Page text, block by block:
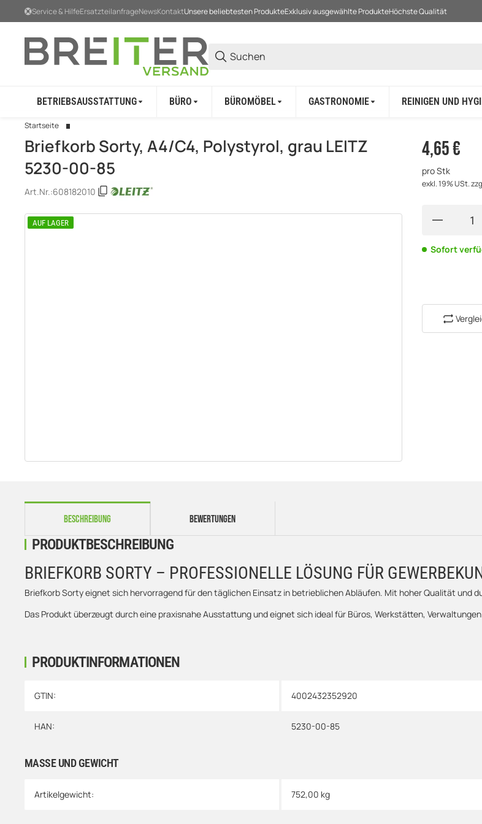
Service & HilfeErsatzteilanfrageNewsKontaktUnsere beliebtesten ProdukteExklusiv ausgewählte ProdukteHöchste Qualität
BETRIEBSAUSSTATTUNG BÜRO BÜROMÖBEL GASTRONOMIE REINIGEN UND
Startseite
Briefkorb Sorty, A4/C4, Polystyrol, grau LEITZ
5230-00-85
Art.Nr.:608182010
AUF LAGER
4,65 €
pro Stk
exkl. 19% USt.
Sofort
BESCHREIBUNG BEWERTUNGEN
PRODUKTINFORMATIONEN
Produkteigenschaft
Wert
GTIN: 4002432352920
HAN: 5230-00-85
MASSE UND GEWICHT
Artikelgewicht: 752,00 kg
PRODUKTBESCHREIBUNG
BRIEFKORB SORTY – PROFESSIONELLE LÖSUNG FÜR
Briefkorb Sorty eignet sich hervorragend für den täglichen Einsatz in betrieblichen Abläufen. Mit hoher Qualität
Das Produkt überzeugt durch eine praxisnahe Ausstattung und eignet sich ideal für Büros, Werkstätten,